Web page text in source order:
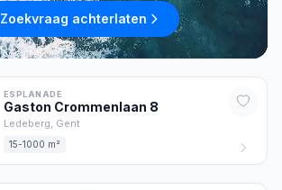
Zoekvraag achterlaten
ESPLANADE
Gaston Crommenlaan 8
Ledeberg, Gent
15-1000 m²